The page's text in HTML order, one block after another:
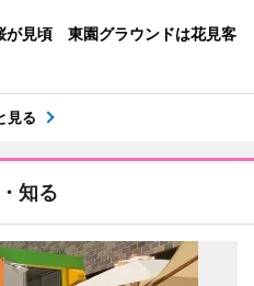
が見頃 東園グラウンドは花見客
見る
知る